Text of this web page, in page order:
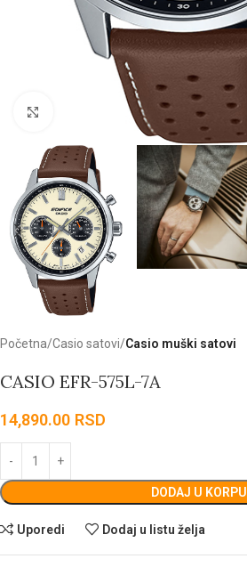
Click to enlarge
Početna Casio satovi Casio muški satovi
CASIO EFR-575L-7A
14,890.00 RSD
DODAJ U KORPU
Uporedi Dodaj u listu želja